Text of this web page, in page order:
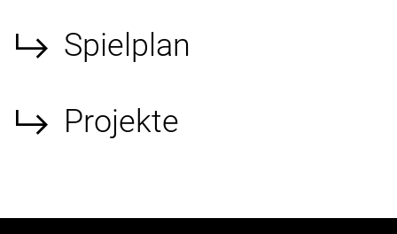
Spielplan
Projekte